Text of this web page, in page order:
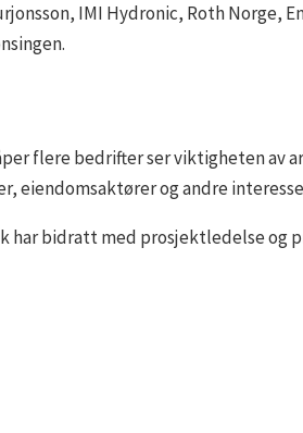
IMI Hydronic, Roth Norge,
flere bedrifter ser viktigheten av
eiendomsaktører og andre
har bidratt med prosjektledelse og